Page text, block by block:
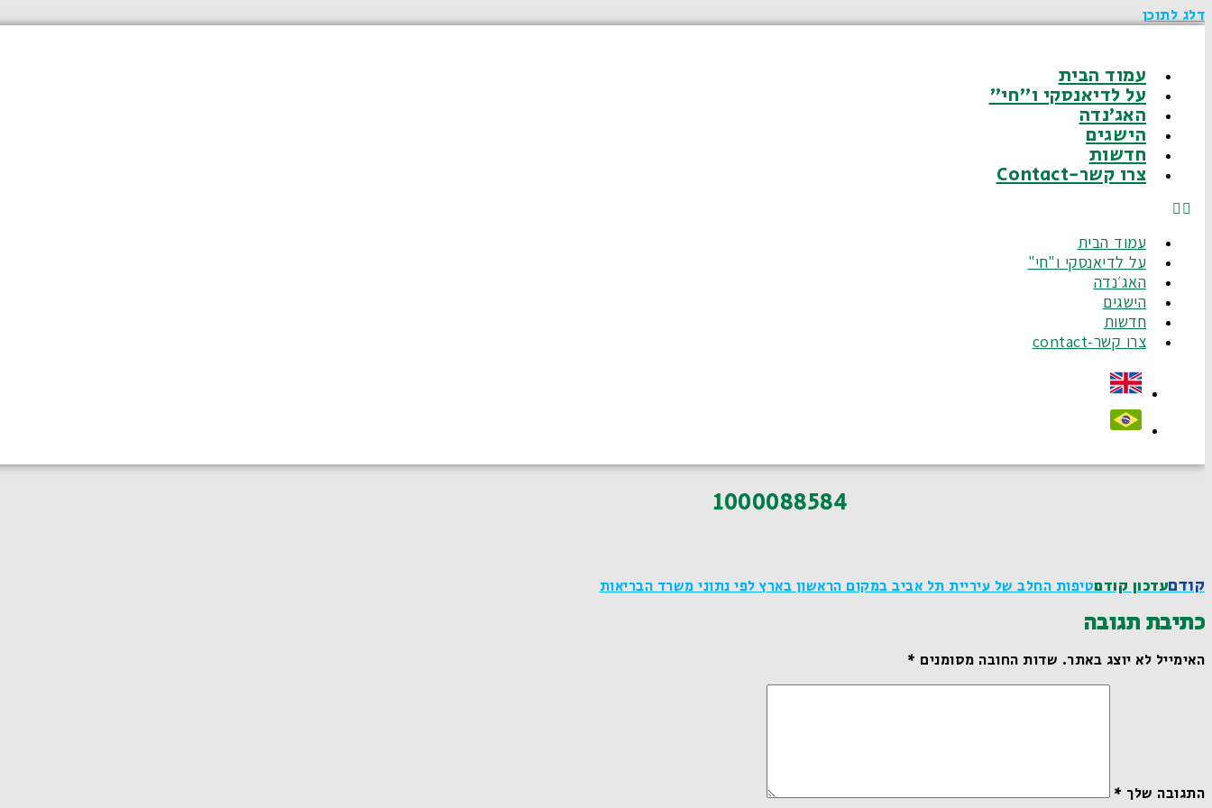
דלג לתוכן
עמוד הבית
על לדיאנסקי ו"חי"
האג׳נדה
הישגים
חדשות
צרו קשר-Contact
עמוד הבית
על לדיאנסקי ו"חי"
האג׳נדה
הישגים
חדשות
צרו קשר-contact
1000088584
קודםעדכון קודםטיפות החלב של עיריית תל אביב במקום הראשון בארץ לפי נתוני משרד הבריאות
כתיבת תגובה
האימייל לא יוצג באתר. שדות החובה מסומנים *
התגובה שלך *